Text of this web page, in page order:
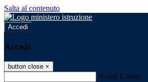
Salta al contenuto
Accedi
Accedi
button close ×
Nome Utente